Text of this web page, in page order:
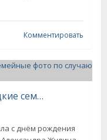
Комментировать
Татьяна Навка показала редкие семейные фото по случаю 26-летия старшей дочери
с днём рождения